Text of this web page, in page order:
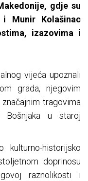
gdje su
Munir Kolašinac
izazovima i
vijeća upoznali
grada, njegovim
tragovima
Bošnjaka u staroj
historijsko
doprinosu
raznolikosti i